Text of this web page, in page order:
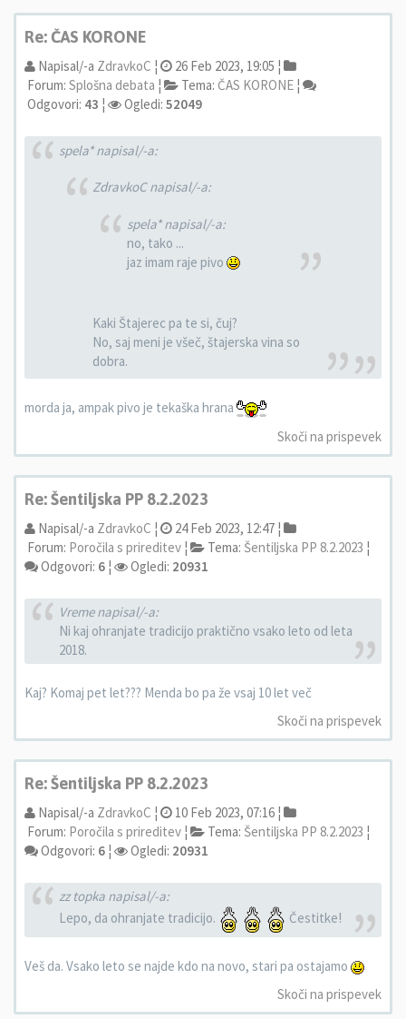
Re: ČAS KORONE
Napisal/-a ZdravkoC ¦
26 Feb 2023, 19:05 ¦
Forum: Splošna debata ¦ Tema: ČAS KORONE ¦
Odgovori: 43 ¦ Ogledi: 52049
spela* napisal/-a:
ZdravkoC napisal/-a:
spela* napisal/-a:
no, tako ...
jaz imam raje pivo
Kaki Štajerec pa te si, čuj?
No, saj meni je všeč, štajerska vina so
dobra.
morda ja, ampak pivo je tekaška hrana
Skoči na prispevek
Re: Šentiljska PP 8.2.2023
Napisal/-a ZdravkoC ¦
24 Feb 2023, 12:47 ¦
Forum: Poročila s prireditev ¦ Tema: Šentiljska PP 8.2.2023 ¦
Odgovori: 6 ¦ Ogledi: 20931
Vreme napisal/-a:
Ni kaj ohranjate tradicijo praktično vsako leto od leta
2018.
Kaj? Komaj pet let??? Menda bo pa že vsaj 10 let več
Skoči na prispevek
Re: Šentiljska PP 8.2.2023
Napisal/-a ZdravkoC ¦
10 Feb 2023, 07:16 ¦
Forum: Poročila s prireditev ¦ Tema: Šentiljska PP 8.2.2023 ¦
Odgovori: 6 ¦ Ogledi: 20931
zz topka napisal/-a:
Lepo, da ohranjate tradicijo.
Čestitke!
Veš da. Vsako leto se najde kdo na novo, stari pa ostajamo
Skoči na prispevek